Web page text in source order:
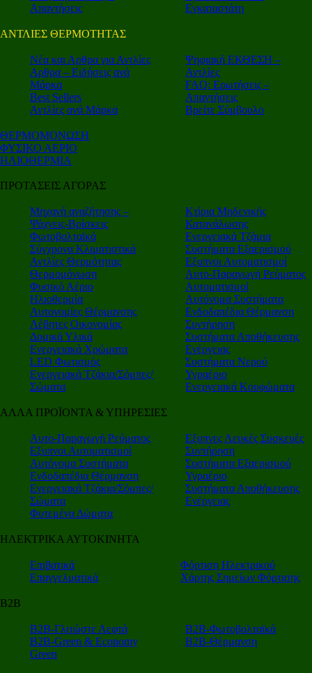
Απαντήσεις
Εγκαταστάτη
ΑΝΤΛΙΕΣ ΘΕΡΜΟΤΗΤΑΣ
Nέα και Αρθρα για Αντλίες
Αρθρα – Ειδήσεις ανά
Μάρκα
Best Sellers
Αντλίες ανά Μάρκα
Ψηφιακή ΕΚΘΕΣΗ –
Αντλίες
FAQ: Ερωτήσεις –
Απαντήσεις
Βρείτε Σύμβουλο
ΘΕΡΜΟΜΟΝΩΣΗ
ΦΥΣΙΚΟ ΑΕΡΙΟ
ΗΛΙΟΘΕΡΜΙΑ
ΠΡΟΤΑΣΕΙΣ ΑΓΟΡΑΣ
Μηχανή αναζήτησης –
Ψάχνεις-Βρίσκεις
Φωτοβολταϊκά
Σύγχρονα Κλιματιστικά
Αντλίες Θερμότητας
Θερμομόνωση
Φυσικό Αέριο
Ηλιοθερμία
Αυτονομίες Θέρμανσης
Λέβητες Οικονομίας
Δομικά Υλικά
Ενεργειακά Χρώματα
LED Φωτισμός
Ενεργειακά Τζάκια/Σόμπες/
Σώματα
Κτίρια Μηδενικής
Κατανάλωσης
Ενεργειακά Τζάμια
Συστήματα Εξαερισμού
Εξυπνοι Αυτοματισμοί
Αυτο-Παραγωγή Ρεύματος
Αυτοματισμοί
Αυτόνομα Συστήματα
Ενδοδαπέδια Θέρμανση
Συντήρηση
Συστήματα Αποθήκευσης
Ενέργειας
Συστήματα Νερού
Υγραέριο
Ενεργειακά Κουφώματα
ΑΛΛΑ ΠΡΟΪΟΝΤΑ & ΥΠΗΡΕΣΙΕΣ
Αυτο-Παραγωγή Ρεύματος
Εξυπνοι Αυτοματισμοί
Αυτόνομα Συστήματα
Ενδοδαπέδια Θέρμανση
Ενεργειακά Τζάκια/Σόμπες/
Σώματα
Φυτεμένα Δώματα
Εξυπνες Λευκές Συσκευές
Συντήρηση
Συστήματα Εξαερισμού
Υγραέριο
Συστήματα Αποθήκευσης
Ενέργειας
ΗΛΕΚΤΡΙΚΑ ΑΥΤΟΚΙΝΗΤΑ
Επιβατικά
Επαγγελματικά
Φόρτιση Ηλεκτρικού
Χάρτης Σημείων Φόρτισης
Β2Β
Β2Β-Γλιτώστε Λεφτά
Β2Β-Green & Economy
Green
Β2Β-Φωτοβολταϊκά
Β2Β-Θέρμανση